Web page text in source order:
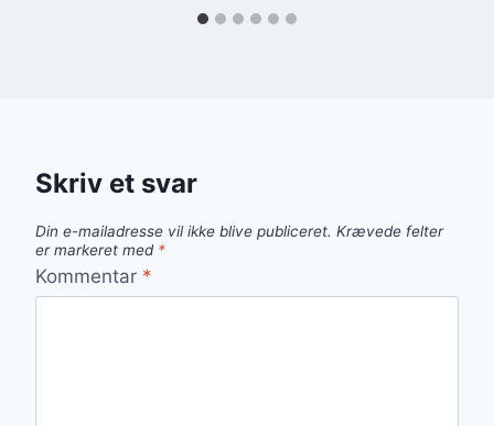
Skriv et svar
Din e-mailadresse vil ikke blive publiceret. Krævede felter
er markeret med *
Kommentar *